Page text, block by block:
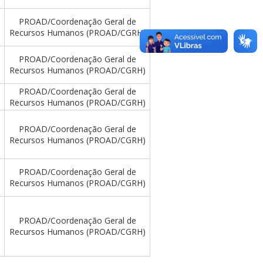
PROAD/Coordenação Geral de
Recursos Humanos (PROAD/CGRH)
PROAD/Coordenação Geral de
Recursos Humanos (PROAD/CGRH)
PROAD/Coordenação Geral de
Recursos Humanos (PROAD/CGRH)
PROAD/Coordenação Geral de
Recursos Humanos (PROAD/CGRH)
PROAD/Coordenação Geral de
Recursos Humanos (PROAD/CGRH)
PROAD/Coordenação Geral de
Recursos Humanos (PROAD/CGRH)